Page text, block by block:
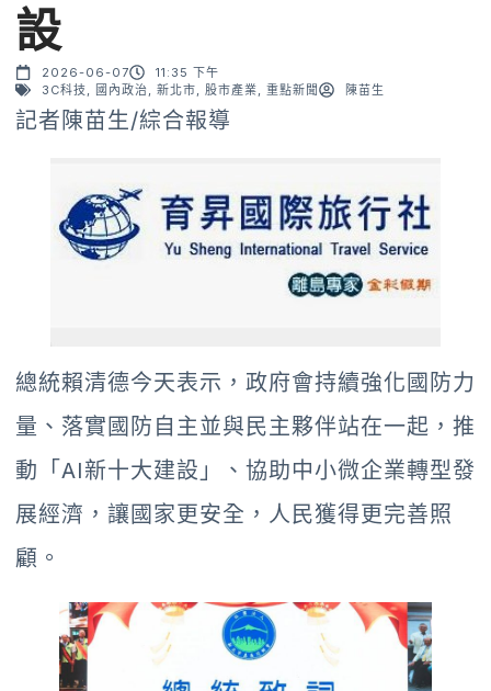
設
2026-06-07
11:35 下午
3C科技
國內政治 新北市 股市產業 重點新聞 陳苗生
記者陳苗生/綜合報導
總統賴清德今天表示，政府會持續強化國防力
量、落實國防自主並與民主夥伴站在一起，推
動「AI新十大建設」、協助中小微企業轉型發
展經濟，讓國家更安全，人民獲得更完善照
顧。